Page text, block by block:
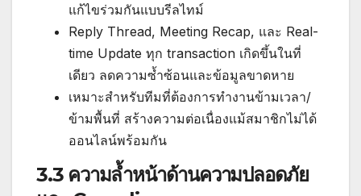
แก้ไขร่วมกันแบบรีลไทม์
Reply Thread, Meeting Recap, และ Real-
time Update ทุก transaction เกิดขึ้นในที่
เดียว ลดความซ้ำซ้อนและข้อมูลขาดหาย
เหมาะสำหรับทีมที่ต้องการทำงานข้ามเวลา/
ข้ามพื้นที่ สร้างความต่อเนื่องแม้สมาชิกไม่ได้
ออนไลน์พร้อมกัน
3.3 ความล้ำหน้าด้านความปลอดภัย